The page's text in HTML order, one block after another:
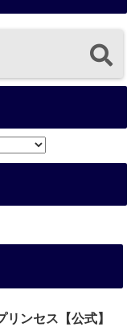
ンセス【公式】